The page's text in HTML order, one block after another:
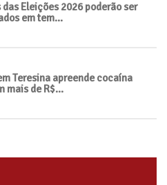
Eleições 2026 poderão ser
em tem...
Teresina apreende cocaína
mais de R$...